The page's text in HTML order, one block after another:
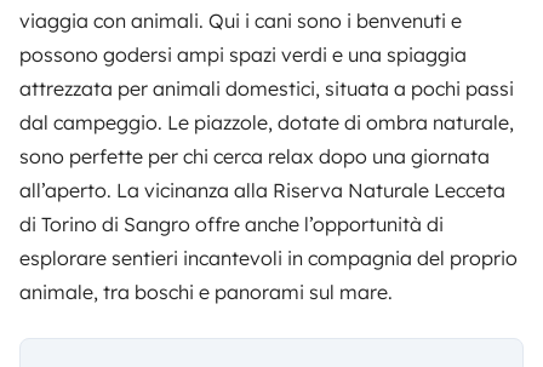
viaggia con animali. Qui i cani sono i benvenuti e
possono godersi ampi spazi verdi e una spiaggia
attrezzata per animali domestici, situata a pochi passi
dal campeggio. Le piazzole, dotate di ombra naturale,
sono perfette per chi cerca relax dopo una giornata
all’aperto. La vicinanza alla Riserva Naturale Lecceta
di Torino di Sangro offre anche l’opportunità di
esplorare sentieri incantevoli in compagnia del proprio
animale, tra boschi e panorami sul mare.